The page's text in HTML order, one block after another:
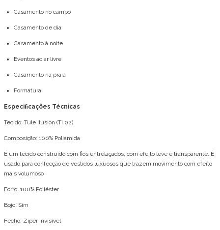
Casamento no campo
Casamento de dia
Casamento à noite
Eventos ao ar livre
Casamento na praia
Formatura
Especificações Técnicas
Tecido: Tule Ilusion (TI 02)
Composição: 100% Poliamida
É um tecido construído com fios entrelaçados, com efeito leve e transparente. É
usado para confecção de vestidos luxuosos que trazem movimento com efeito
mais volumoso
Forro: 100% Poliéster
Bojo: Sim
Fecho: Zíper invisível